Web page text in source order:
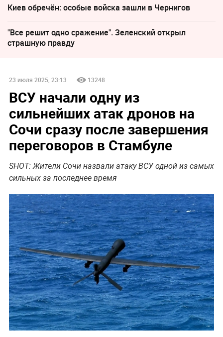
Киев обречён: особые войска зашли в Чернигов
"Все решит одно сражение". Зеленский открыл
страшную правду
23 июля 2025, 23:13 13248
ВСУ начали одну из
сильнейших атак дронов на
Сочи сразу после завершения
переговоров в Стамбуле
SHOT: Жители Сочи назвали атаку ВСУ одной из самых
сильных за последнее время